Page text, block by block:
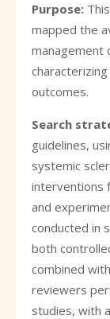
Purpose:
mapped the
management
outcomes.
Search
guidelines,
systemic
interventions
and
conducted in
both
combined
reviewers
studies, with